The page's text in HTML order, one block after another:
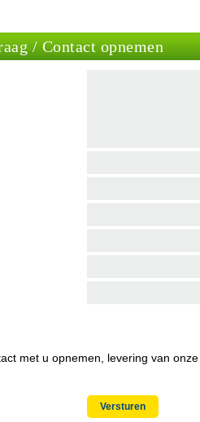
/ Contact opnemen
met u opnemen, levering van
Versturen